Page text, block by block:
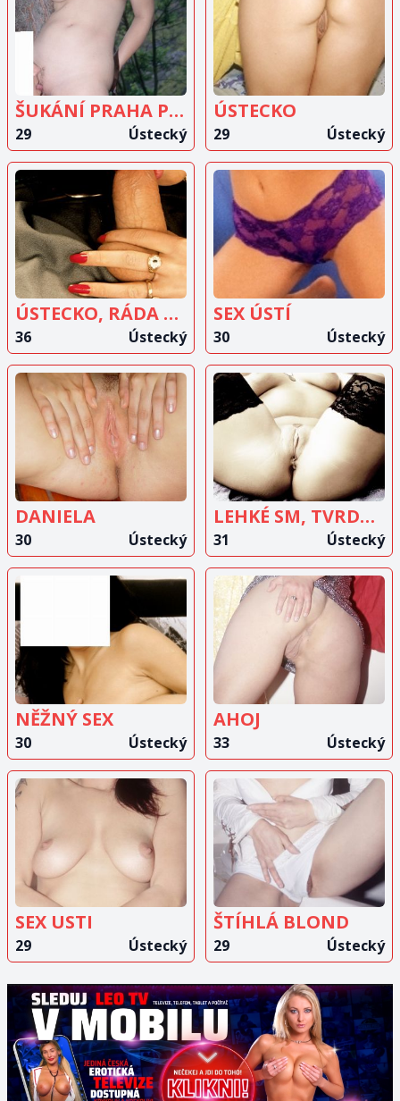
ZOBRAZIT
INZERÁT
ŠUKÁNÍ PRAHA PÁRY
29 Ústecký
ZOBRAZIT
INZERÁT
ÚSTECKO
29 Ústecký
ZOBRAZIT
INZERÁT
ÚSTECKO, RÁDA KOUŘÍM
36 Ústecký
ZOBRAZIT
INZERÁT
SEX ÚSTÍ
30 Ústecký
ZOBRAZIT
INZERÁT
DANIELA
30 Ústecký
ZOBRAZIT
INZERÁT
LEHKÉ SM, TVRDÝ SEX, KDO MÁ ZÁJEM NAPIŠTE
31 Ústecký
ZOBRAZIT
INZERÁT
NĚŽNÝ SEX
30 Ústecký
ZOBRAZIT
INZERÁT
AHOJ
33 Ústecký
ZOBRAZIT
INZERÁT
SEX USTI
29 Ústecký
ZOBRAZIT
INZERÁT
ŠTÍHLÁ BLOND
29 Ústecký